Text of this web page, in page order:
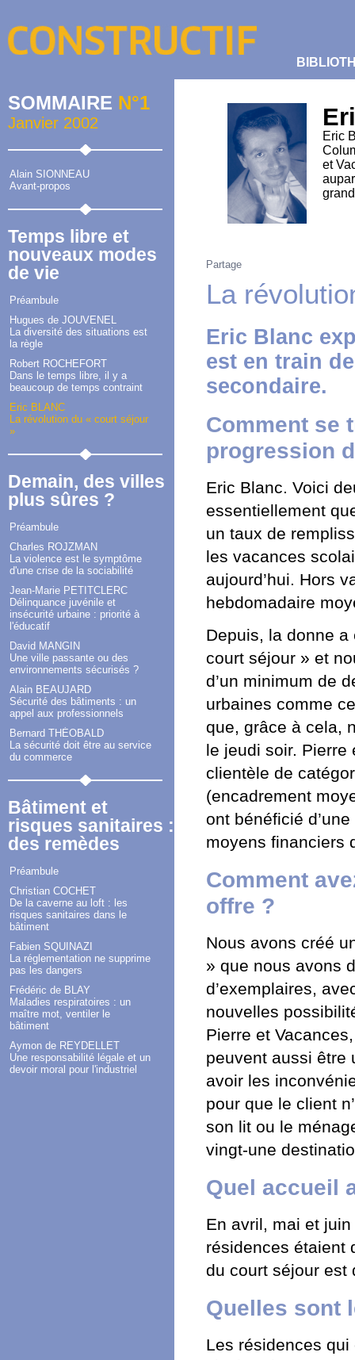
SOMMAIRE N°1
Janvier 2002
Alain SIONNEAU
Avant-propos
Temps libre et
nouveaux modes
de vie
Préambule
Hugues de JOUVENEL
La diversité des situations est
la règle
Robert ROCHEFORT
Dans le temps libre, il y a
beaucoup de temps contraint
Eric BLANC
La révolution du « court séjour
»
Demain, des villes
plus sûres ?
Préambule
Charles ROJZMAN
La violence est le symptôme
d'une crise de la sociabilité
Jean-Marie PETITCLERC
Délinquance juvénile et
insécurité urbaine : priorité à
l'éducatif
David MANGIN
Une ville passante ou des
environnements sécurisés ?
Alain BEAUJARD
Sécurité des bâtiments : un
appel aux professionnels
Bernard THÉOBALD
La sécurité doit être au service
du commerce
Bâtiment et
risques sanitaires :
des remèdes
Préambule
Christian COCHET
De la caverne au loft : les
risques sanitaires dans le
bâtiment
Fabien SQUINAZI
La réglementation ne supprime
pas les dangers
Frédéric de BLAY
Maladies respiratoires : un
maître mot, ventiler le
bâtiment
Aymon de REYDELLET
Une responsabilité légale et un
devoir moral pour l'industriel
Eric
et
Partage
La
Eric Blanc
est en train
secondaire.
Comment se
progression
Eric Blanc. Voici
essentiellement
un taux de
les vacances
aujourd’hui. Hors
hebdomadaire
Depuis, la donne a
court séjour » et
d’un minimum de
urbaines comme
que, grâce à cela,
le jeudi soir.
clientèle de
(encadrement
ont bénéficié
moyens financiers
Comment
offre ?
Nous avons créé
» que nous avons
d’exemplaires,
nouvelles
Pierre et
peuvent aussi être
avoir les
pour que le client
son lit ou le
vingt-une
Quel accueil
En avril, mai et
résidences étaient
du court séjour est
Quelles sont
Les résidences